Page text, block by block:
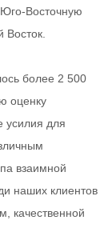
Восточную
более 2 500
оценку
усилия для
взаимной
наших клиентов
качественной